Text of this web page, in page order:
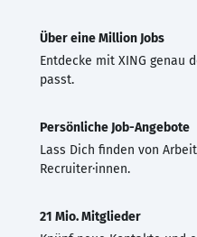
Über eine Million Jobs
Entdecke mit XING genau
passt.
Persönliche Job-Angebote
Lass Dich finden von
Recruiter·innen.
21 Mio. Mitglieder